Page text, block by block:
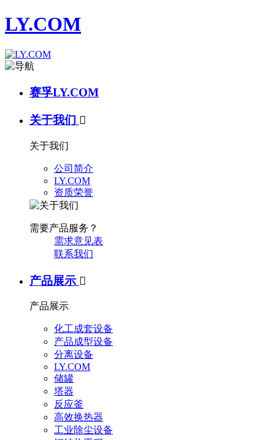
LY.COM
赛孚LY.COM
关于我们 
关于我们
公司简介
LY.COM
资质荣誉
需要产品服务？
需求意见表
联系我们
产品展示 
产品展示
化工成套设备
产品成型设备
分离设备
LY.COM
储罐
塔器
反应釜
高效换热器
工业除尘设备